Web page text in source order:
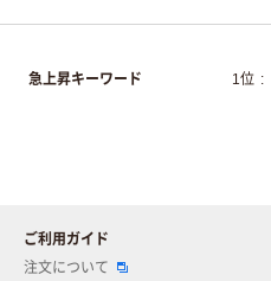
急上昇キーワード 1位
ご利用ガイド
注文について